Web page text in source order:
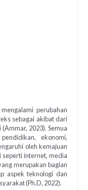
perubahan
sebagai akibat dari
2023). Semua
ekonomi,
oleh kemajuan
internet, media
merupakan bagian
aspek teknologi dan
(Ph.D, 2022).